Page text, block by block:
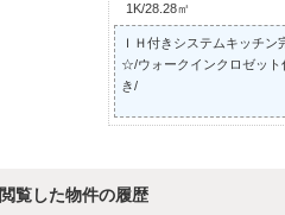
1K/28.28㎡
ＩＨ付きシステムキッチン
☆/ウォークインクロゼット
き/
閲覧した物件の履歴